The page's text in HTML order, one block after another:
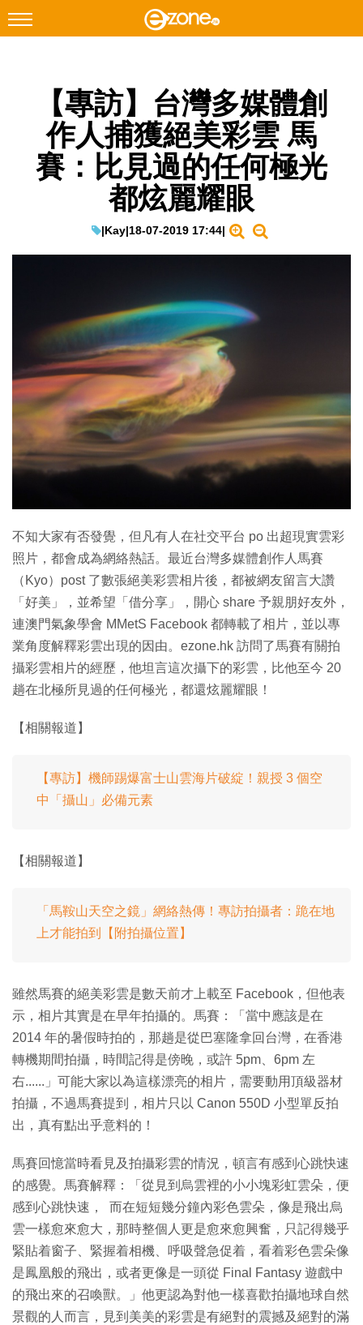
Facebook Instagram
科技焦點
網絡生活
EduTech
生成式AI與雲端應用
Enterprise Digital Transformation
特集
【專訪】台灣多媒體創
作人捕獲絕美彩雲 馬
賽：比見過的任何極光
都炫麗耀眼
|Kay|18-07-2019 17:44|
不知大家有否發覺，但凡有人在社交平台 po 出超現實雲彩
照片，都會成為網絡熱話。最近台灣多媒體創作人馬賽
（Kyo）post 了數張絕美彩雲相片後，都被網友留言大讚
「好美」，並希望「借分享」，開心 share 予親朋好友外，
連澳門氣象學會 MMetS Facebook 都轉載了相片，並以專
業角度解釋彩雲出現的因由。ezone.hk 訪問了馬賽有關拍
攝彩雲相片的經歷，他坦言這次攝下的彩雲，比他至今 20
趟在北極所見過的任何極光，都還炫麗耀眼！
【相關報道】
【專訪】機師踢爆富士山雲海片破綻！親授 3 個空
中「攝山」必備元素
【相關報道】
「馬鞍山天空之鏡」網絡熱傳！專訪拍攝者：跪在地
上才能拍到【附拍攝位置】
雖然馬賽的絕美彩雲是數天前才上載至 Facebook，但他表
示，相片其實是在早年拍攝的。馬賽：「當中應該是在
2014 年的暑假時拍的，那趟是從巴塞隆拿回台灣，在香港
轉機期間拍攝，時間記得是傍晚，或許 5pm、6pm 左
右......」可能大家以為這樣漂亮的相片，需要動用頂級器材
拍攝，不過馬賽提到，相片只以 Canon 550D 小型單反拍
出，真有點出乎意料的！
馬賽回憶當時看見及拍攝彩雲的情況，頓言有感到心跳快速
的感覺。馬賽解釋：「從見到烏雲裡的小小塊彩虹雲朵，便
感到心跳快速， 而在短短幾分鐘內彩色雲朵，像是飛出烏
雲一樣愈來愈大，那時整個人更是愈來愈興奮，只記得幾乎
緊貼着窗子、緊握着相機、呼吸聲急促着，看着彩色雲朵像
是鳳凰般的飛出，或者更像是一頭從 Final Fantasy 遊戲中
的飛出來的召喚獸。」他更認為對他一樣喜歡拍攝地球自然
景觀的人而言，見到美美的彩雲是有絕對的震撼及絕對的滿